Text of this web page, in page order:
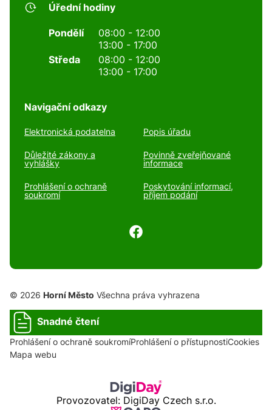
Úřední hodiny
Pondělí
08:00 - 12:00
13:00 - 17:00
Středa
08:00 - 12:00
13:00 - 17:00
Navigační odkazy
Elektronická podatelna Popis úřadu
Důležité zákony a
vyhlášky
Povinně zveřejňované
informace
Prohlášení o ochraně
soukromí
Poskytování informací,
příjem podání
© 2026 Horní Město Všechna práva vyhrazena
Snadné čtení
Prohlášení o ochraně soukromíProhlášení o přístupnostiCookies
Mapa webu
Provozovatel: DigiDay Czech s.r.o.